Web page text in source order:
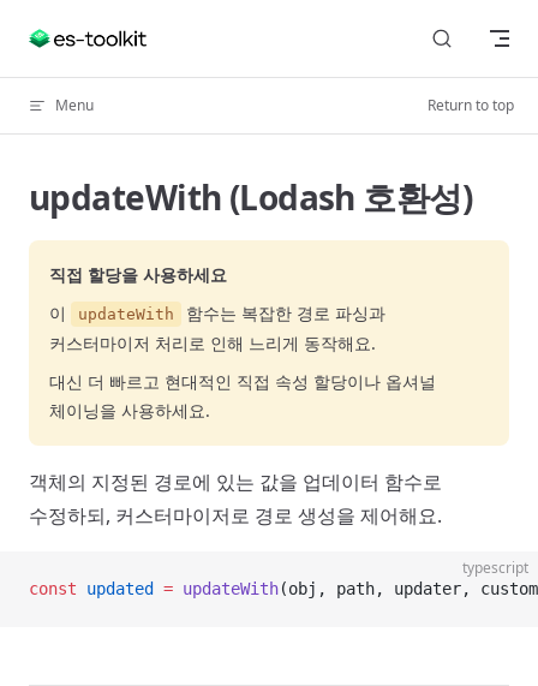
Skip to content
Menu Return to top
updateWith (Lodash 호환성)
직접 할당을 사용하세요
이
updateWith
함수는 복잡한 경로 파싱과
커스터마이저 처리로 인해 느리게 동작해요.
대신 더 빠르고 현대적인 직접 속성 할당이나 옵셔널
체이닝을 사용하세요.
객체의 지정된 경로에 있는 값을 업데이터 함수로
수정하되, 커스터마이저로 경로 생성을 제어해요.
typescript
const updated = updateWith(obj, path, updater,